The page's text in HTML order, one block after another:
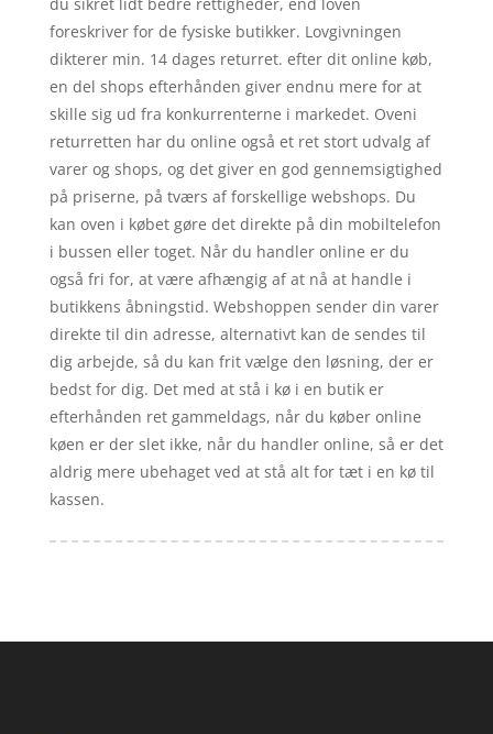
du sikret lidt bedre rettigheder, end loven
foreskriver for de fysiske butikker. Lovgivningen
dikterer min. 14 dages returret. efter dit online køb,
en del shops efterhånden giver endnu mere for at
skille sig ud fra konkurrenterne i markedet. Oveni
returretten har du online også et ret stort udvalg af
varer og shops, og det giver en god gennemsigtighed
på priserne, på tværs af forskellige webshops. Du
kan oven i købet gøre det direkte på din mobiltelefon
i bussen eller toget. Når du handler online er du
også fri for, at være afhængig af at nå at handle i
butikkens åbningstid. Webshoppen sender din varer
direkte til din adresse, alternativt kan de sendes til
dig arbejde, så du kan frit vælge den løsning, der er
bedst for dig. Det med at stå i kø i en butik er
efterhånden ret gammeldags, når du køber online
køen er der slet ikke, når du handler online, så er det
aldrig mere ubehaget ved at stå alt for tæt i en kø til
kassen.